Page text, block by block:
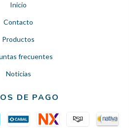
Inicio
Contacto
Productos
frecuentes
Noticias
DE PAGO